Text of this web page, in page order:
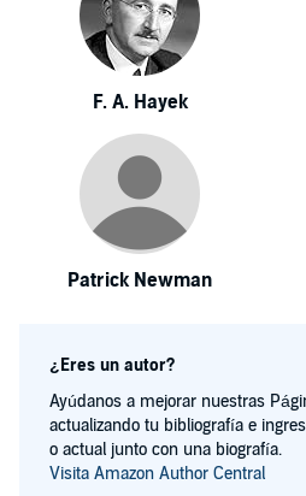
F. A. Hayek
Patrick Newman
¿Eres un autor?
Ayúdanos a mejorar nuestras
actualizando tu bibliografía e
o actual junto con una biografía.
Visita Amazon Author Central